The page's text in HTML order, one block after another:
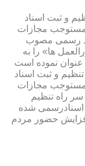
و ثبت اسناد
مستوجب مجازات
دفاتر اسناد رسمی مصوب
ها» را به
عنوان نموده است
و ثبت اسناد
مستوجب مجازات
راه تنظیم
شده
حضور مردم